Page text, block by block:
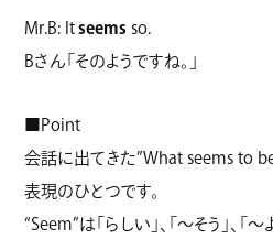
Mr.B: It seems so.
Bさん「そのようですね。」
■Point
会話に出てきた”What seems to
表現のひとつです。
“Seem”は「らしい」、「～そう」、